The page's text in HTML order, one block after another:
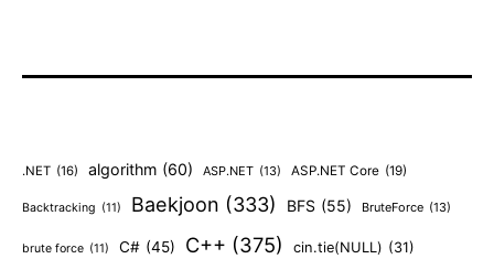
.NET (16) algorithm (60) ASP.NET (13) ASP.NET Core (19)
Backtracking (11) Baekjoon (333) BFS (55) BruteForce (13)
brute force (11) C# (45) C++ (375) cin.tie(NULL) (31)